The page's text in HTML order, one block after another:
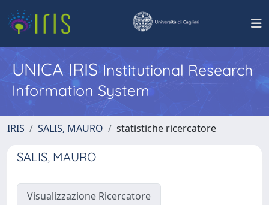
UNICA IRISInstitutional Research
Information System
IRIS SALIS, MAURO statistiche ricercatore
SALIS, MAURO
Visualizzazione Ricercatore